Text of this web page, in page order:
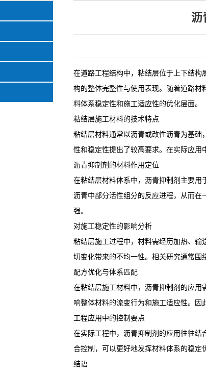
沥
在道路工程结构中，粘结层位于上下结
构的整体完整性与使用表现。随着道路
料体系稳定性和施工适应性的优化层面。
粘结层施工材料的技术特点
粘结层材料通常以沥青或改性沥青为基
性和稳定性提出了较高要求。在实际应用
沥青抑制剂的材料作用定位
在粘结层材料体系中，沥青抑制剂主要
沥青中部分活性组分的反应进程，从而
强。
对施工稳定性的影响分析
粘结层施工过程中，材料需经历加热、
切变化带来的不均一性。相关研究通常围
配方优化与体系匹配
在粘结层施工材料中，沥青抑制剂的应
响整体材料的流变行为和施工适应性。因
工程应用中的控制要点
在实际工程中，沥青抑制剂的应用往往
合控制，可以更好地发挥材料体系的稳定
结语